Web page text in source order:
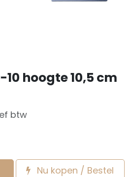
hoogte 10,5 cm
btw
Nu kopen / Bestel